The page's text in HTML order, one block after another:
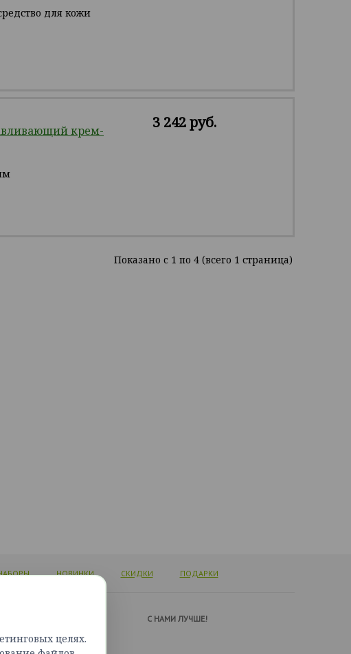
для кожи
крем-
3 242 руб.
Показано c 1 по 4 (всего 1 страница)
НОВИНКИ СКИДКИ ПОДАРКИ
Связаться с нами
C НАМИ ЛУЧШЕ!
целях.